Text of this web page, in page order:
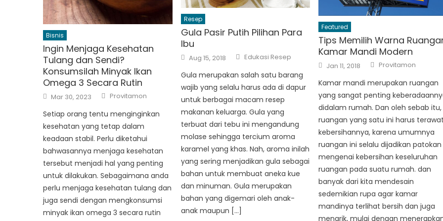
Bisnis
Ingin Menjaga Kesehatan
Tulang dan Sendi?
Konsumsilah Minyak Ikan
Omega 3 Secara Rutin
Posted
on
Mar 30, 2023 Author
Provitamon
Setiap orang tentu menginginkan
kesehatan yang tetap dalam
keadaan stabil. Perlu diketahui
bahwasannya menjaga kesehatan
tersebut menjadi hal yang penting
untuk dilakukan. Sebagaimana anda
perlu menjaga kesehatan tulang dan
juga sendi dengan mengkonsumsi
minyak ikan omega 3 secara rutin
Resep
Gula Pasir Putih Pilihan Para
Ibu
Posted
on
Aug 15, 2018 Author
Edukasi Resep
Gula merupakan salah satu barang
wajib yang selalu harus ada di dapur
untuk berbagai macam resep
makanan keluarga. Gula yang
terbuat dari tebu ini mengandung
molase sehingga tercium aroma
karamel yang khas. Nah, aroma inilah
yang sering menjadikan gula sebagai
bahan untuk membuat aneka kue
dan minuman. Gula merupakan
bahan yang digemari oleh anak-
anak maupun […]
Featured
Tips Memilih Warna
Kamar Mandi Modern
Posted
on
Jan 11, 2018 Author
Provitamon
Kamar mandi merupakan ruangan
yang sangat penting
didalam rumah. Dan oleh sebab itu,
ruangan yang satu ini harus terawat
kebersihannya, karena umumnya
ruangan ini selalu dijadikan patokan
mengenai kebersihan keseluruhan
ruangan pada suatu rumah. dan
banyak dari kita mendesain
sedemikian rupa agar kamar
mandinya terlihat bersih dan juga
menarik, mulai dengan